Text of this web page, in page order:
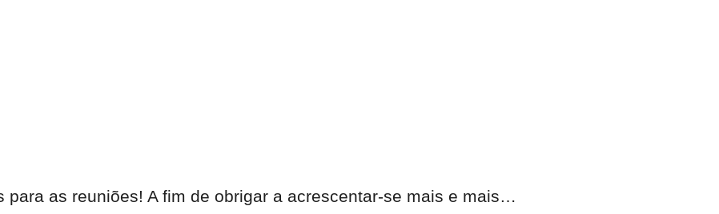
as reuniões! A fim de obrigar a acrescentar-se mais e mais…